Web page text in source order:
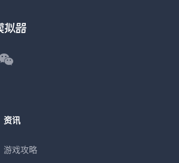
资讯
游戏攻略